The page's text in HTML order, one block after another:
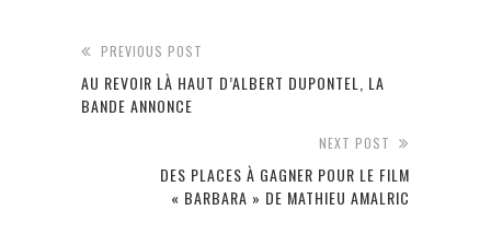
PREVIOUS POST
AU REVOIR LÀ HAUT D’ALBERT DUPONTEL, LA
BANDE ANNONCE
NEXT POST
DES PLACES À GAGNER POUR LE FILM
« BARBARA » DE MATHIEU AMALRIC